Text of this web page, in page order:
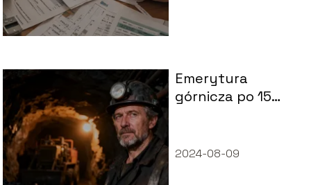
Emerytura
górnicza po 15
przysługuje?
2024-08-09